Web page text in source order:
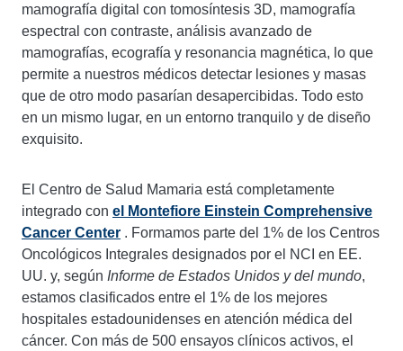
mamografía digital con tomosíntesis 3D, mamografía
espectral con contraste, análisis avanzado de
mamografías, ecografía y resonancia magnética, lo que
permite a nuestros médicos detectar lesiones y masas
que de otro modo pasarían desapercibidas. Todo esto
en un mismo lugar, en un entorno tranquilo y de diseño
exquisito.
El Centro de Salud Mamaria está completamente
integrado con el Montefiore Einstein Comprehensive
Cancer Center . Formamos parte del 1% de los Centros
Oncológicos Integrales designados por el NCI en EE.
UU. y, según Informe de Estados Unidos y del mundo,
estamos clasificados entre el 1% de los mejores
hospitales estadounidenses en atención médica del
cáncer. Con más de 500 ensayos clínicos activos, el